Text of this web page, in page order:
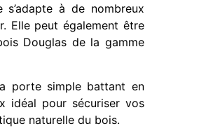
à de nombreux
Elle peut également être
Douglas de la gamme
porte simple battant en
idéal pour sécuriser vos
naturelle du bois.